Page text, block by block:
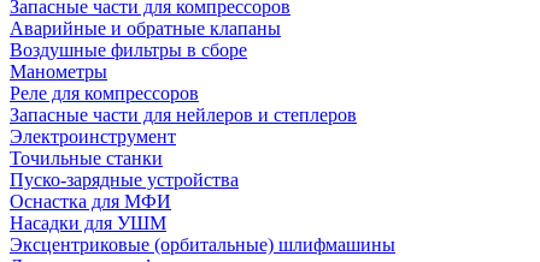
Запасные части для компрессоров
Аварийные и обратные клапаны
Воздушные фильтры в сборе
Манометры
Реле для компрессоров
Запасные части для нейлеров и степлеров
Электроинструмент
Точильные станки
Пуско-зарядные устройства
Оснастка для МФИ
Насадки для УШМ
Эксцентриковые (орбитальные) шлифмашины